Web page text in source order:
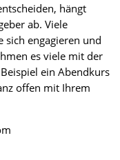
hängt
ab. Viele
sich engagieren und
es viele mit der
ein Abendkurs
offen mit Ihrem